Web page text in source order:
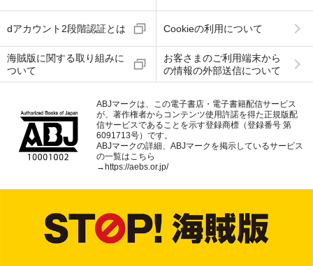
dアカウント2段階認証とは Cookieの利用について
海賊版に関する取り組みに
ついて
お客さまのご利用端末から
の情報の外部送信について
ABJマークは、この電子書店・電子書籍配信サービス
が、著作権者からコンテンツ使用許諾を得た正規版配
信サービスであることを示す登録商標（登録番号 第
6091713号）です。
ABJマークの詳細、ABJマークを掲示しているサービス
の一覧はこちら
→ https://aebs.or.jp/